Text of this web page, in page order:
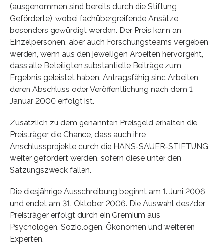
(ausgenommen sind bereits durch die Stiftung
Geförderte), wobei fachübergreifende Ansätze
besonders gewürdigt werden. Der Preis kann an
Einzelpersonen, aber auch Forschungsteams vergeben
werden, wenn aus den jeweiligen Arbeiten hervorgeht,
dass alle Beteiligten substantielle Beiträge zum
Ergebnis geleistet haben. Antragsfähig sind Arbeiten,
deren Abschluss oder Veröffentlichung nach dem 1.
Januar 2000 erfolgt ist.
Zusätzlich zu dem genannten Preisgeld erhalten die
Preisträger die Chance, dass auch ihre
Anschlussprojekte durch die HANS-SAUER-STIFTUNG
weiter gefördert werden, sofern diese unter den
Satzungszweck fallen.
Die diesjährige Ausschreibung beginnt am 1. Juni 2006
und endet am 31. Oktober 2006. Die Auswahl des/der
Preisträger erfolgt durch ein Gremium aus
Psychologen, Soziologen, Ökonomen und weiteren
Experten.